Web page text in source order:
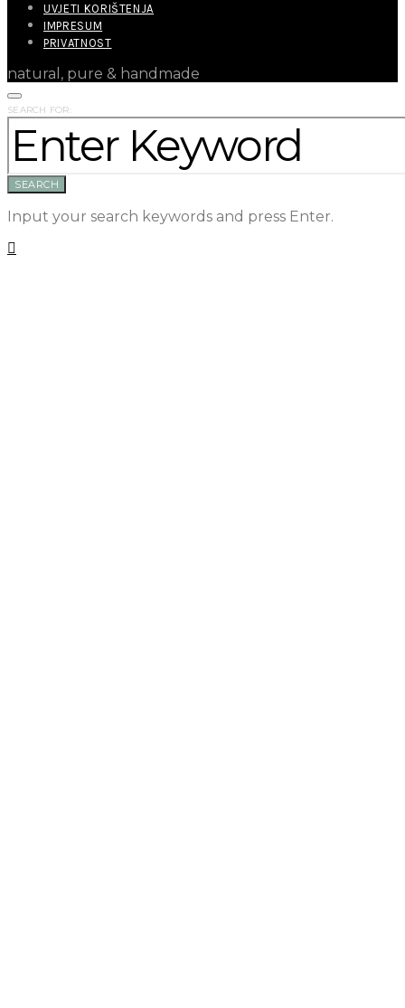
UVJETI KORIŠTENJA
IMPRESUM
PRIVATNOST
natural, pure & handmade
SEARCH FOR:
SEARCH
Input your search keywords and press Enter.